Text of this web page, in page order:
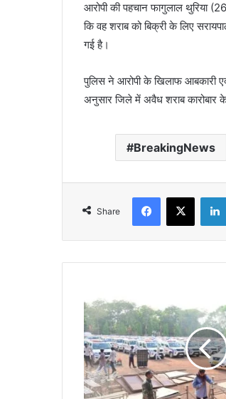
आरोपी की पहचान फागुलाल थुरिया
कि वह शराब को बिक्री के लिए
गई है।
पुलिस ने आरोपी के खिलाफ आबकारी
अनुसार जिले में अवैध शराब कारोबार
BreakingNews
Share
Facebook
X